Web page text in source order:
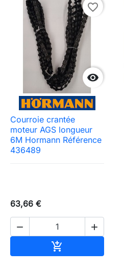

favorite_border
Courroie crantée
moteur AGS longueur
6M Hormann Référence
436489
63,66 €
 
